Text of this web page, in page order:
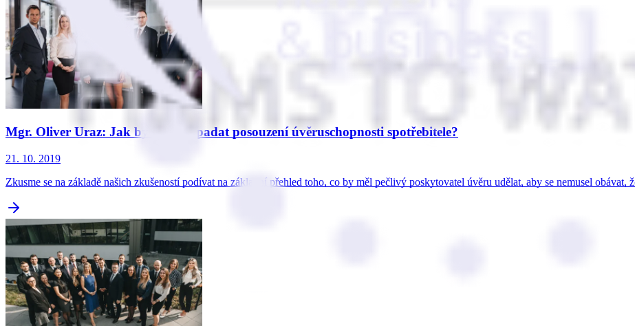
Mgr. Oliver Uraz: Jak by mělo vypadat posouzení úvěruschopnosti spotřebitele?
21. 10. 2019
Zkusme se na základě našich zkušeností podívat na základní přehled toho, co by měl pečlivý poskytovatel úvěru udělat, aby se nemusel